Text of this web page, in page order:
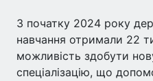
З початку 2024 року
навчання отримали 22
можливість здобути
спеціалізацію, що